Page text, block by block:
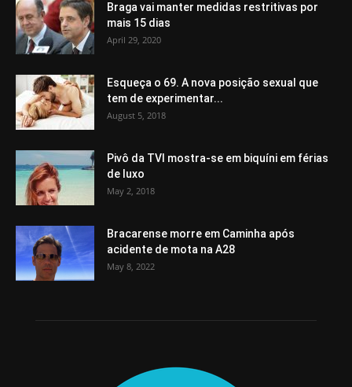
Braga vai manter medidas restritivas por
mais 15 dias
April 29, 2020
Esqueça o 69. A nova posição sexual que
tem de experimentar...
August 5, 2018
Pivô da TVI mostra-se em biquíni em férias
de luxo
May 2, 2018
Bracarense morre em Caminha após
acidente de mota na A28
May 8, 2022